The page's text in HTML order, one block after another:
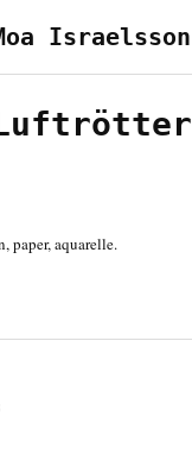
Israelsson
paper, aquarelle.